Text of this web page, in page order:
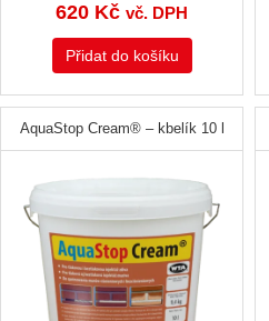
620 Kč vč. DPH
Přidat do košíku
AquaStop Cream® – kbelík 10 l